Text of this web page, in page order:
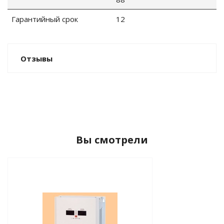
Гарантийный срок
12
Отзывы
Вы смотрели